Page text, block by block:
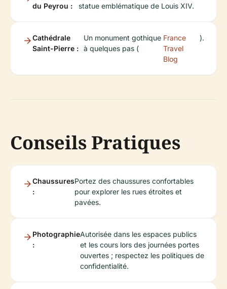
du Peyrou :
statue emblématique de Louis XIV.
Cathédrale
Saint-Pierre :
Un monument gothique
à quelques pas (
France
Travel
Blog
).
Conseils Pratiques
Chaussures
:
Portez des chaussures confortables
pour explorer les rues étroites et
pavées.
Photographie
:
Autorisée dans les espaces publics
et les cours lors des journées portes
ouvertes ; respectez les politiques de
confidentialité.